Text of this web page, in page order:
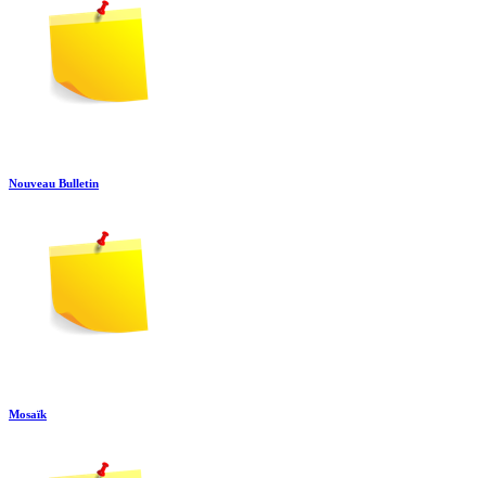
Nouveau Bulletin
Mosaïk